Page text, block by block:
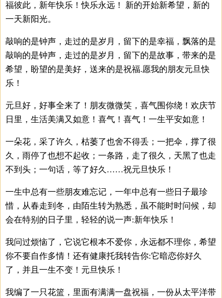
福彼此，新年快乐！快乐永远！ 新的开始新希望，新的
一天新阳光。
敲响的是钟声，走过的是岁月，留下的是幸福，飘落的是
敲响的是钟声，走过的是岁月，留下的是故事，带来的是
希望，盼望的是美好，送来的是祝福.愿我的朋友元旦快
乐！
元旦好，好事全来了！朋友微微笑，喜气围你绕！欢庆节
日里，生活美满又如意！喜气！喜气！一生平安如意！
一朵花，采了许久，枯萎了也舍不得丢；一把伞，撑了很
久，雨停了也想不起收；一条路，走了很久，天黑了也走
不到头；一句话，等了好久……祝元旦快乐！
一生中总有一些朋友难忘记，一年中总有一些日子最珍
惜，从春走到冬，由陌生转为熟悉，虽不能时时问候，却
会在特别的日子里，轻轻的说一声:新年快乐！
我问过烦恼了，它说它根本不爱你，永远都不理你，希望
你不要自作多情！还有健康托我转告你:它暗恋你好久
了，并且一生不变！元旦快乐！
我编了一只花篮，里面有满满一盘祝福，一份从太平洋带